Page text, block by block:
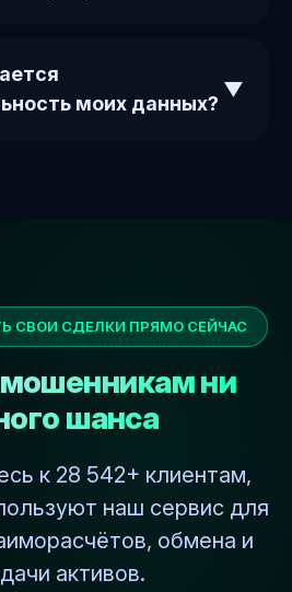
моих данных?
▼
СВОИ СДЕЛКИ ПРЯМО СЕЙЧАС
ни
шанса
к 28 542+ клиентам,
наш сервис для
обмена и
активов.